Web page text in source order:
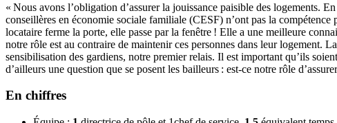
« Nous avons l’obligation d’assurer la jouissance paisible des logements.
conseillères en économie sociale familiale (CESF) n’ont pas la
locataire ferme la porte, elle passe par la fenêtre ! Elle a une meilleure
notre rôle est au contraire de maintenir ces personnes dans leur logement.
sensibilisation des gardiens, notre premier relais. Il est important qu’ils
d’ailleurs une question que se posent les bailleurs : est-ce notre rôle
En chiffres